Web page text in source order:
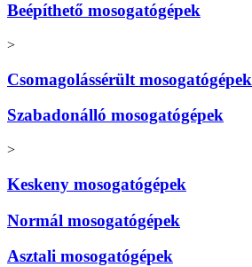
Beépíthető mosogatógépek
>
Csomagolássérült mosogatógépek
Szabadonálló mosogatógépek
>
Keskeny mosogatógépek
Normál mosogatógépek
Asztali mosogatógépek